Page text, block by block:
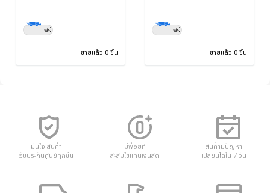
ฟรี
ขายแล้ว 0 ชิ้น
ฟรี
ขายแล้ว 0 ชิ้น
มั่นใจ สินค้า
รับประกันศูนย์ทุกชิ้น
มีพ้อยท์
สะสมใช้แทนเงินสด
สินค้ามีปัญหา
เปลี่ยนได้ใน 7 วัน